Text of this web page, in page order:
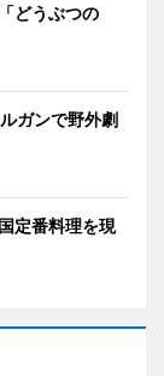
どうぶつの
ガンで野外劇
定番料理を現